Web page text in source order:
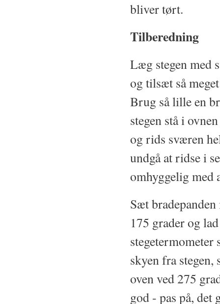
bliver tørt.
Tilberedning
Læg stegen med
og tilsæt så
Brug så lille en
stegen stå i
og rids sværen
undgå at ridse i
omhyggelig med
Sæt
175 grader og
skyen fra stegen,
oven ved 275
god - pas på,